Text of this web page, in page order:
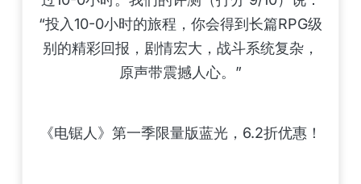
“投入10-0小时的旅程，你会得到长篇RPG级
别的精彩回报，剧情宏大，战斗系统复杂，
原声带震撼人心。”
《电锯人》第一季限量版蓝光，6.2折优惠！